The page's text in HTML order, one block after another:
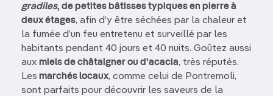
gradiles, de petites bâtisses typiques en pierre à
deux étages, afin d’y être séchées par la chaleur et
la fumée d’un feu entretenu et surveillé par les
habitants pendant 40 jours et 40 nuits. Goûtez aussi
aux miels de châtaigner ou d’acacia, très réputés.
Les marchés locaux, comme celui de Pontremoli,
sont parfaits pour découvrir les saveurs de la